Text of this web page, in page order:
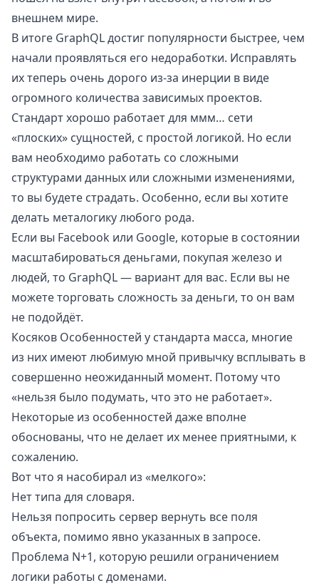
внешнем мире.
В итоге GraphQL достиг популярности быстрее, чем
начали проявляться его недоработки. Исправлять
их теперь очень дорого из-за инерции в виде
огромного количества зависимых проектов.
Стандарт хорошо работает для ммм… сети
«плоских» сущностей, с простой логикой. Но если
вам необходимо работать со сложными
структурами данных или сложными изменениями,
то вы будете страдать. Особенно, если вы хотите
делать металогику любого рода.
Если вы Facebook или Google, которые в состоянии
масштабироваться деньгами, покупая железо и
людей, то GraphQL — вариант для вас. Если вы не
можете торговать сложность за деньги, то он вам
не подойдёт.
Косяков Особенностей у стандарта масса, многие
из них имеют любимую мной привычку всплывать в
совершенно неожиданный момент. Потому что
«нельзя было подумать, что это не работает».
Некоторые из особенностей даже вполне
обоснованы, что не делает их менее приятными, к
сожалению.
Вот что я насобирал из «мелкого»:
Нет типа для словаря.
Нельзя попросить сервер вернуть все поля
объекта, помимо явно указанных в запросе.
Проблема N+1, которую решили ограничением
логики работы с доменами.